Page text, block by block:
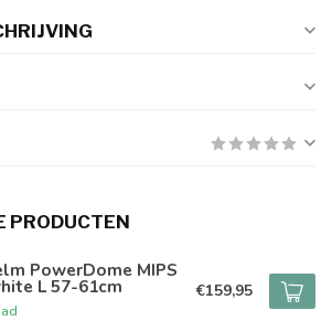
PRODUCTEN
PowerDome MIPS
L 57-61cm €159,95